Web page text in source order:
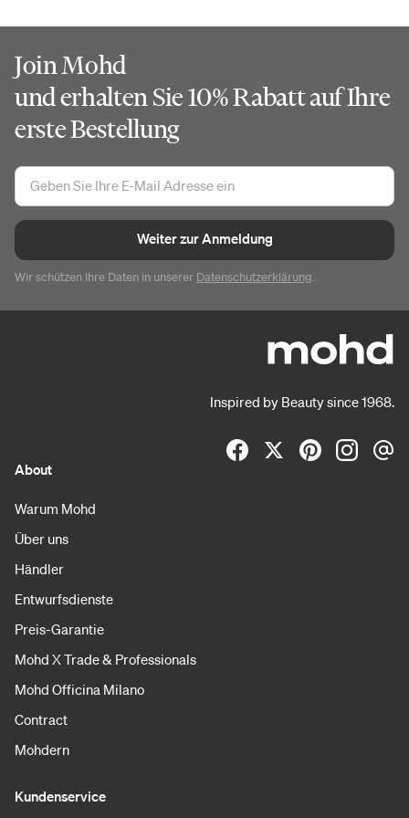
Join Mohd
und erhalten Sie 10% Rabatt auf Ihre
erste Bestellung
Weiter zur Anmeldung
Wir schützen Ihre Daten in unserer Datenschutzerklärung.
Inspired by Beauty since 1968.
About
Warum Mohd
Über uns
Händler
Entwurfsdienste
Preis-Garantie
Mohd X Trade & Professionals
Mohd Officina Milano
Contract
Mohdern
Kundenservice